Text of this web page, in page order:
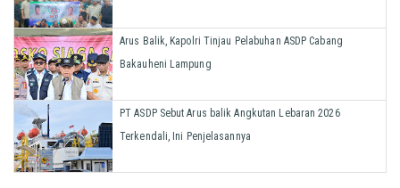
Arus Balik, Kapolri Tinjau Pelabuhan ASDP Cabang
Bakauheni Lampung
PT ASDP Sebut Arus balik Angkutan Lebaran 2026
Terkendali, Ini Penjelasannya